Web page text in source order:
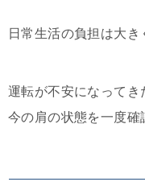
日常生活の負担は大き
運転が不安になってき
今の肩の状態を一度確